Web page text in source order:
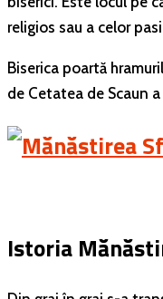
religios sau a celor
Biserica poartă
de Cetatea de Scaun
Istoria